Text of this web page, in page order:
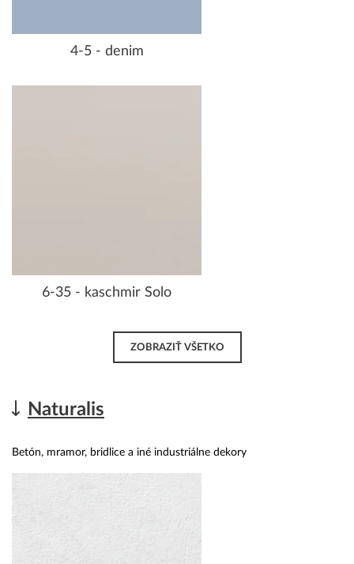
4-5 - denim
6-35 - kaschmir Solo
ZOBRAZIŤ VŠETKO
Naturalis
Betón, mramor, bridlice a iné industriálne dekory